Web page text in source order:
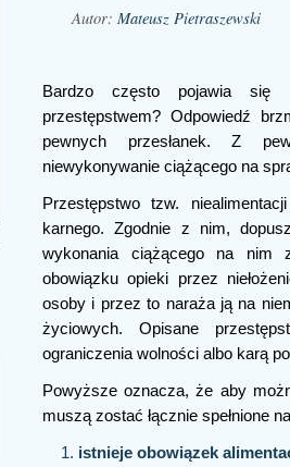
Autor: Mateusz Pietraszewski
Bardzo często pojawia się
przestępstwem? Odpowiedź
pewnych przesłanek. Z
niewykonywanie ciążącego na
Przestępstwo tzw.
karnego. Zgodnie z nim,
wykonania ciążącego na nim
obowiązku opieki przez
osoby i przez to naraża ją na
życiowych. Opisane
ograniczenia wolności albo karą
Powyższe oznacza, że aby
muszą zostać łącznie spełnione
istnieje obowiązek